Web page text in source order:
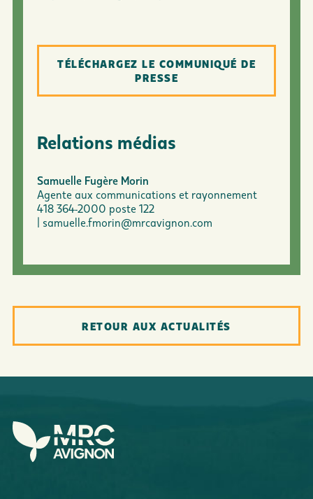
TÉLÉCHARGEZ LE COMMUNIQUÉ DE
PRESSE
Relations médias
Samuelle Fugère Morin
Agente aux communications et rayonnement
418 364-2000 poste 122
samuelle.fmorin@mrcavignon.com
RETOUR AUX ACTUALITÉS